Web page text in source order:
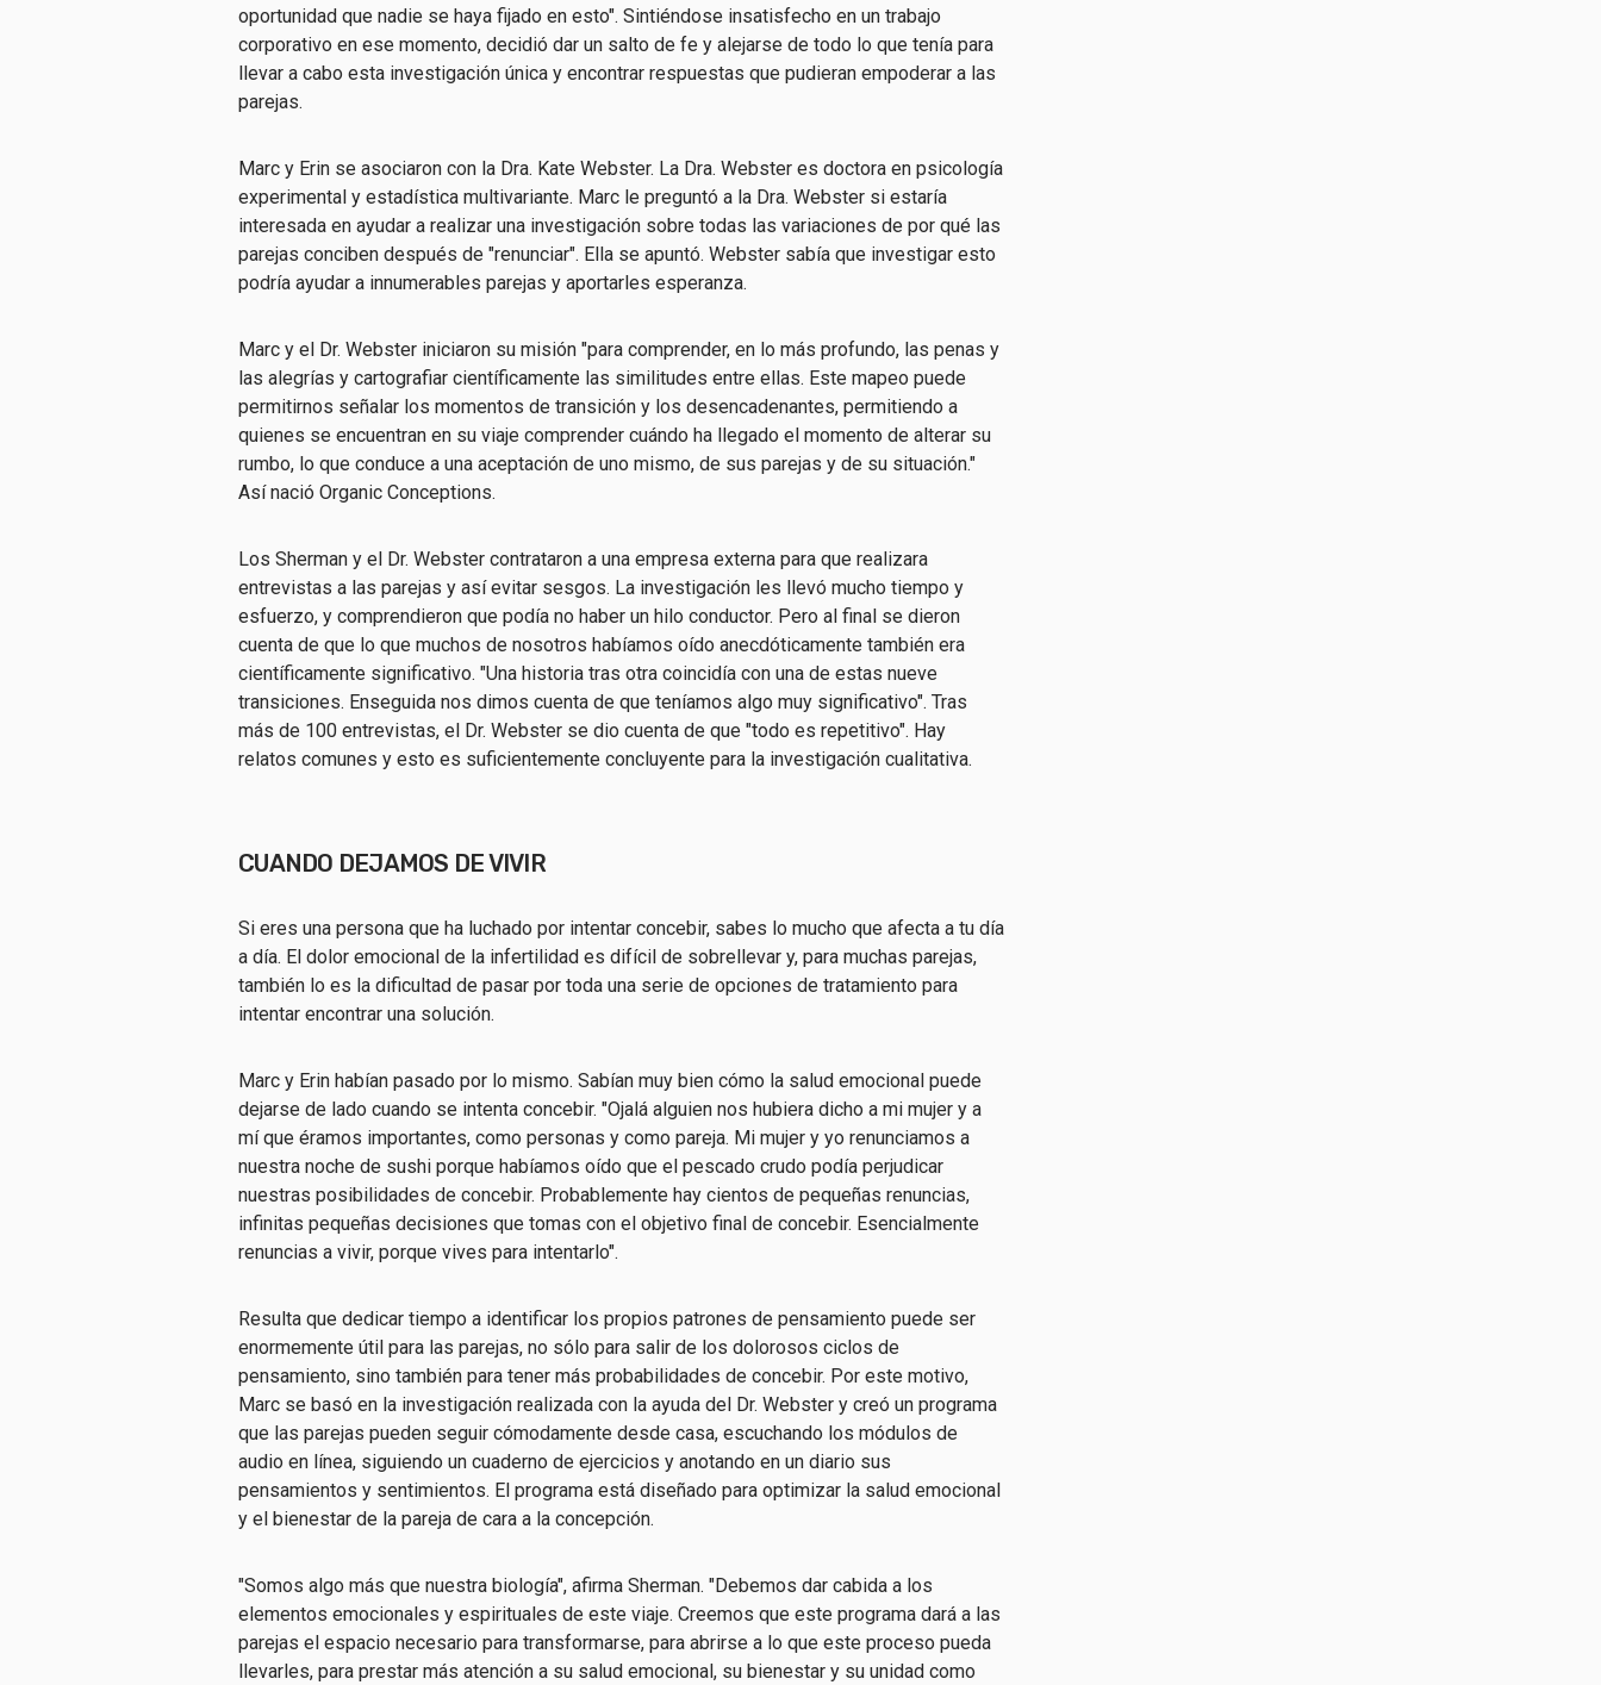
oportunidad que nadie se haya fijado en esto". Sintiéndose insatisfecho en un trabajo
corporativo en ese momento, decidió dar un salto de fe y alejarse de todo lo que tenía para
llevar a cabo esta investigación única y encontrar respuestas que pudieran empoderar a las
parejas.
Marc y Erin se asociaron con la Dra. Kate Webster. La Dra. Webster es doctora en psicología
experimental y estadística multivariante. Marc le preguntó a la Dra. Webster si estaría
interesada en ayudar a realizar una investigación sobre todas las variaciones de por qué las
parejas conciben después de "renunciar". Ella se apuntó. Webster sabía que investigar esto
podría ayudar a innumerables parejas y aportarles esperanza.
Marc y el Dr. Webster iniciaron su misión "para comprender, en lo más profundo, las penas y
las alegrías y cartografiar científicamente las similitudes entre ellas. Este mapeo puede
permitirnos señalar los momentos de transición y los desencadenantes, permitiendo a
quienes se encuentran en su viaje comprender cuándo ha llegado el momento de alterar su
rumbo, lo que conduce a una aceptación de uno mismo, de sus parejas y de su situación."
Así nació Organic Conceptions.
Los Sherman y el Dr. Webster contrataron a una empresa externa para que realizara
entrevistas a las parejas y así evitar sesgos. La investigación les llevó mucho tiempo y
esfuerzo, y comprendieron que podía no haber un hilo conductor. Pero al final se dieron
cuenta de que lo que muchos de nosotros habíamos oído anecdóticamente también era
científicamente significativo. "Una historia tras otra coincidía con una de estas nueve
transiciones. Enseguida nos dimos cuenta de que teníamos algo muy significativo". Tras
más de 100 entrevistas, el Dr. Webster se dio cuenta de que "todo es repetitivo". Hay
relatos comunes y esto es suficientemente concluyente para la investigación cualitativa.
CUANDO DEJAMOS DE VIVIR
Si eres una persona que ha luchado por intentar concebir, sabes lo mucho que afecta a tu día
a día. El dolor emocional de la infertilidad es difícil de sobrellevar y, para muchas parejas,
también lo es la dificultad de pasar por toda una serie de opciones de tratamiento para
intentar encontrar una solución.
Marc y Erin habían pasado por lo mismo. Sabían muy bien cómo la salud emocional puede
dejarse de lado cuando se intenta concebir. "Ojalá alguien nos hubiera dicho a mi mujer y a
mí que éramos importantes, como personas y como pareja. Mi mujer y yo renunciamos a
nuestra noche de sushi porque habíamos oído que el pescado crudo podía perjudicar
nuestras posibilidades de concebir. Probablemente hay cientos de pequeñas renuncias,
infinitas pequeñas decisiones que tomas con el objetivo final de concebir. Esencialmente
renuncias a vivir, porque vives para intentarlo".
Resulta que dedicar tiempo a identificar los propios patrones de pensamiento puede ser
enormemente útil para las parejas, no sólo para salir de los dolorosos ciclos de
pensamiento, sino también para tener más probabilidades de concebir. Por este motivo,
Marc se basó en la investigación realizada con la ayuda del Dr. Webster y creó un programa
que las parejas pueden seguir cómodamente desde casa, escuchando los módulos de
audio en línea, siguiendo un cuaderno de ejercicios y anotando en un diario sus
pensamientos y sentimientos. El programa está diseñado para optimizar la salud emocional
y el bienestar de la pareja de cara a la concepción.
"Somos algo más que nuestra biología", afirma Sherman. "Debemos dar cabida a los
elementos emocionales y espirituales de este viaje. Creemos que este programa dará a las
parejas el espacio necesario para transformarse, para abrirse a lo que este proceso pueda
llevarles, para prestar más atención a su salud emocional, su bienestar y su unidad como